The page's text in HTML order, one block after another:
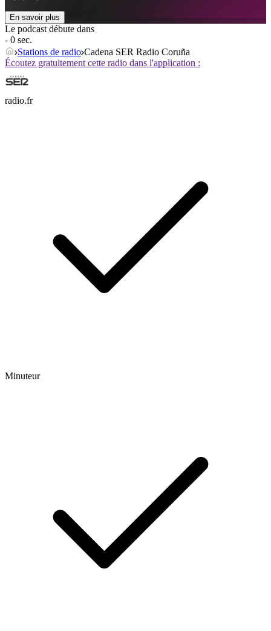
En savoir plus
Le podcast débute dans
- 0 sec.
Stations de radio Cadena SER Radio Coruña
Écoutez gratuitement cette radio dans l'application :
radio.fr
Minuteur